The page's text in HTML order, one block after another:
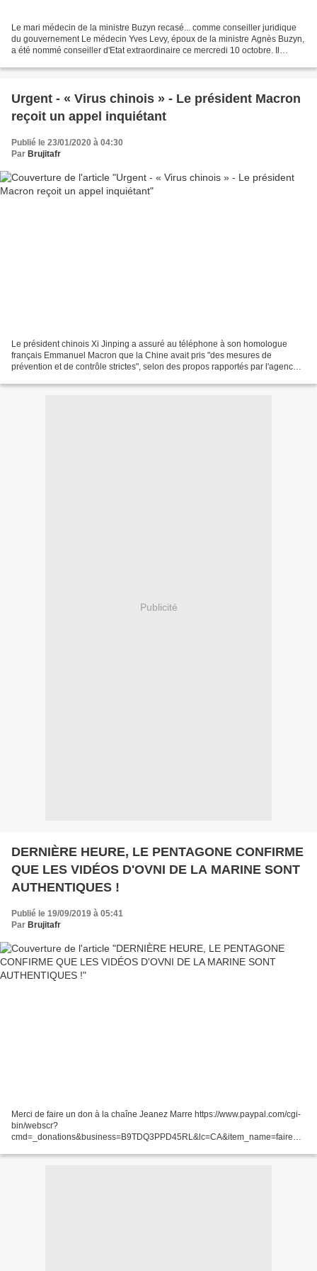
Le mari médecin de la ministre Buzyn recasé... comme conseiller juridique
du gouvernement Le médecin Yves Levy, époux de la ministre Agnès Buzyn,
a été nommé conseiller d'Etat extraordinaire ce mercredi 10 octobre. Il
Urgent - « Virus chinois » - Le président Macron
reçoit un appel inquiétant
Publié le 23/01/2020 à 04:30
Par Brujitafr
Le président chinois Xi Jinping a assuré au téléphone à son homologue
français Emmanuel Macron que la Chine avait pris "des mesures de
prévention et de contrôle strictes", selon des propos rapportés par l'agence
Publicité
DERNIÈRE HEURE, LE PENTAGONE CONFIRME
QUE LES VIDÉOS D'OVNI DE LA MARINE SONT
AUTHENTIQUES !
Publié le 19/09/2019 à 05:41
Par Brujitafr
Merci de faire un don à la chaîne Jeanez Marre https://www.paypal.com/cgi-
bin/webscr?
cmd=_donations&business=B9TDQ3PPD45RL&lc=CA&item_name=faire%2
%a0%20v%c3%b6tre%20discr%c3%a9tion¤cy_code=CAD&bn=PP%2dDo